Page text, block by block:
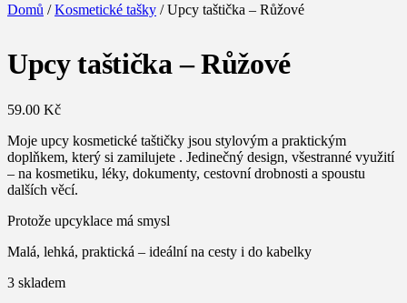
Domů /Kosmetické tašky / Upcy taštička – Růžové
Upcy taštička – Růžové
59.00 Kč
Moje upcy kosmetické taštičky jsou stylovým a praktickým
doplňkem, který si zamilujete . Jedinečný design, všestranné využití
– na kosmetiku, léky, dokumenty, cestovní drobnosti a spoustu
dalších věcí.
Protože upcyklace má smysl
Malá, lehká, praktická – ideální na cesty i do kabelky
3 skladem